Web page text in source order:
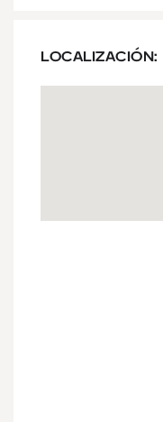
LOCALIZACIÓN: